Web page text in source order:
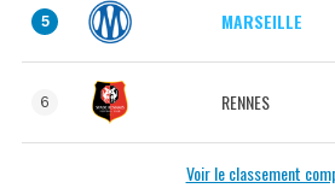
5 MARSEILLE
6 RENNES
Voir le classement